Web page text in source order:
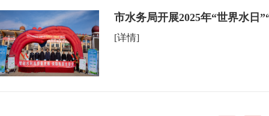
市水务局开展2025年“世界水日
[详情]